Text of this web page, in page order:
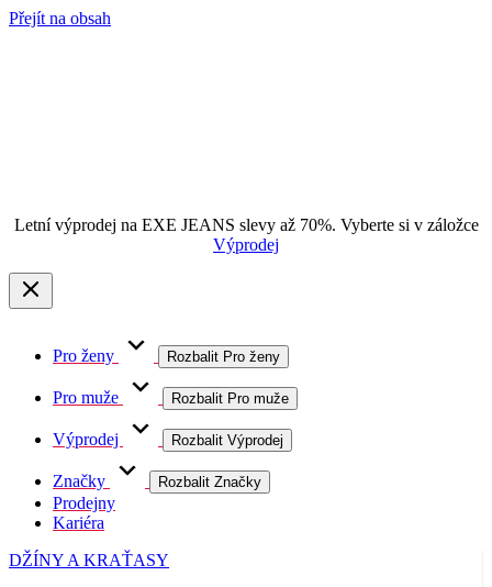
Přejít na obsah
Letní výprodej na EXE JEANS slevy až 70%. Vyberte si v záložce
Výprodej
Pro ženy Rozbalit Pro ženy
Pro muže Rozbalit Pro muže
Výprodej Rozbalit Výprodej
Značky Rozbalit Značky
Prodejny
Kariéra
DŽÍNY A KRAŤASY